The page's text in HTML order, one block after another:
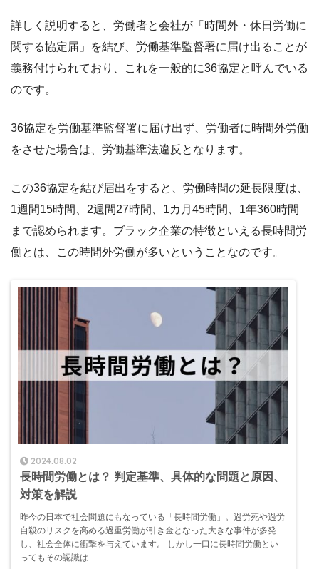
詳しく説明すると、労働者と会社が「時間外・休日労働に
関する協定届」を結び、労働基準監督署に届け出ることが
義務付けられており、これを一般的に36協定と呼んでいる
のです。
36協定を労働基準監督署に届け出ず、労働者に時間外労働
をさせた場合は、労働基準法違反となります。
この36協定を結び届出をすると、労働時間の延長限度は、
1週間15時間、2週間27時間、1カ月45時間、1年360時間
まで認められます。ブラック企業の特徴といえる長時間労
働とは、この時間外労働が多いということなのです。
2024.08.02
長時間労働とは？ 判定基準、具体的な問題と原因、
対策を解説
昨今の日本で社会問題にもなっている「長時間労働」。過労死や過労
自殺のリスクを高める過重労働が引き金となった大きな事件が多発
し、社会全体に衝撃を与えています。 しかし一口に長時間労働とい
ってもその認識は...